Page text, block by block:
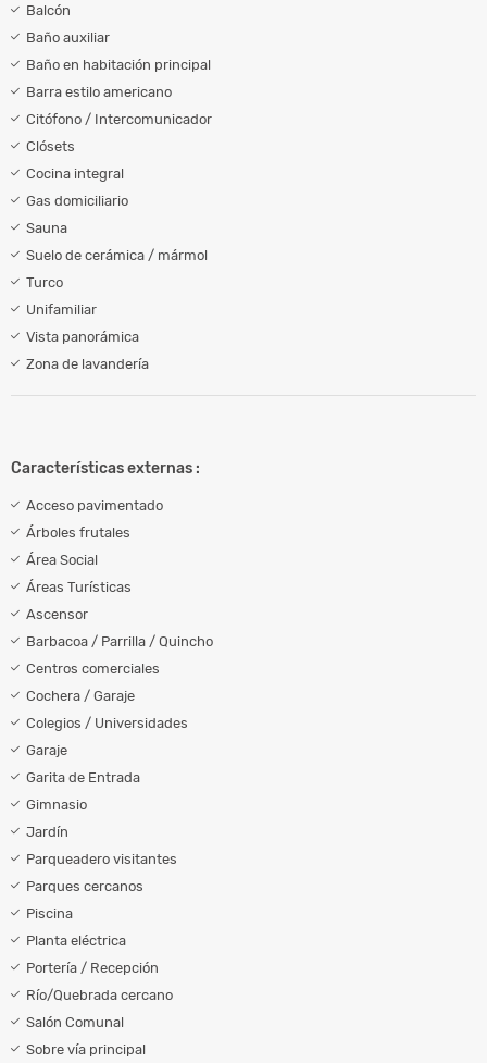
Balcón
Baño auxiliar
Baño en habitación principal
Barra estilo americano
Citófono / Intercomunicador
Clósets
Cocina integral
Gas domiciliario
Sauna
Suelo de cerámica / mármol
Turco
Unifamiliar
Vista panorámica
Zona de lavandería
Características externas :
Acceso pavimentado
Árboles frutales
Área Social
Áreas Turísticas
Ascensor
Barbacoa / Parrilla / Quincho
Centros comerciales
Cochera / Garaje
Colegios / Universidades
Garaje
Garita de Entrada
Gimnasio
Jardín
Parqueadero visitantes
Parques cercanos
Piscina
Planta eléctrica
Portería / Recepción
Río/Quebrada cercano
Salón Comunal
Sobre vía principal